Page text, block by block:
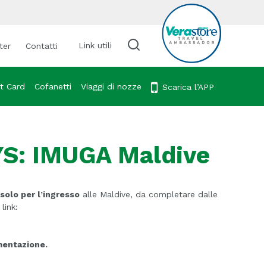
Contatti Link utili Cerca viaggio
Card Cofanetti Viaggi di nozze Scarica l’APP
IMUGA Maldive
solo per l’ingressoalle Maldive, da completare dalle